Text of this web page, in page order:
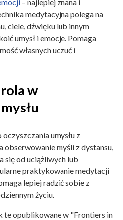
– najlepiej znana i
medytacyjna polega na
ciele, dźwięku lub innym
umysł i emocje. Pomaga
własnych uczuć i
w
umysłu z
obserwowanie myśli z dystansu,
się od uciążliwych lub
praktykowanie medytacji
lepiej radzić sobie z
życiu.
te opublikowane w "Frontiers in